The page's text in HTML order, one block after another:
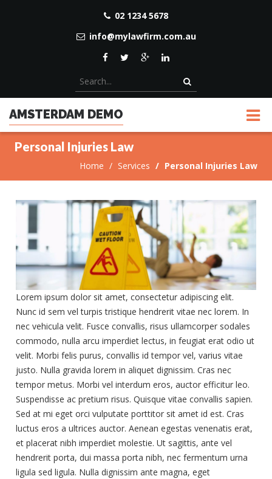
02 1234 5678
info@mylawfirm.com.au
AMSTERDAM DEMO
Personal Injuries Law
Home Services Personal Injuries Law
Lorem ipsum dolor sit amet, consectetur adipiscing elit.
Nunc id sem vel turpis tristique hendrerit vitae nec lorem. In
nec vehicula velit. Fusce convallis, risus ullamcorper sodales
commodo, nulla arcu imperdiet lectus, in feugiat erat odio ut
velit. Morbi felis purus, convallis id tempor vel, varius vitae
justo. Nulla gravida lorem in aliquet dignissim. Cras nec
tempor metus. Morbi vel interdum eros, auctor efficitur leo.
Suspendisse ac pretium risus. Quisque vitae convallis sapien.
Sed at mi eget orci vulputate porttitor sit amet id est. Cras
luctus eros a ultrices auctor. Aenean egestas venenatis erat,
et placerat nibh imperdiet molestie. Ut sagittis, ante vel
hendrerit porta, dui massa porta nibh, nec fermentum urna
ligula sed ligula. Nulla dignissim ante magna, eget